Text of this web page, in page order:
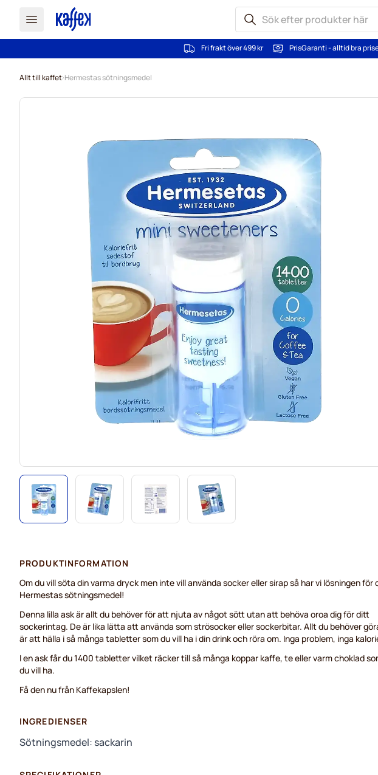
Fri frakt över 499 kr PrisGaranti - alltid bra
Allt till kaffet Hermestas sötningsmedel
PRODUKTINFORMATION
Om du vill söta din varma dryck men inte vill använda socker eller sirap så har vi lösningen för
Hermestas sötningsmedel!
Denna lilla ask är allt du behöver för att njuta av något sött utan att behöva oroa dig för ditt
sockerintag. De är lika lätta att använda som strösocker eller sockerbitar. Allt du behöver
är att hälla i så många tabletter som du vill ha i din drink och röra om. Inga problem, inga
I en ask får du 1400 tabletter vilket räcker till så många koppar kaffe, te eller varm choklad
du vill ha.
Få den nu från Kaffekapslen!
INGREDIENSER
Sötningsmedel: sackarin